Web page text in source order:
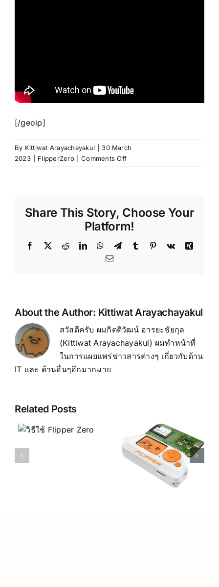
[/geoip]
By Kittiwat Arayachayakul
30 March
2023
FlipperZero Comments Offon
ใช้
ประโยชน์
ใน
ด้าน
Share This Story, Choose Your
Platform!
Facebook
X RedditLinkedInWhatsApp
TelegramTumblr Pinterest
Vk
Xing
Email
About the Author: Kittiwat Arayachayakul
สวัสดีครับ ผมกิตติวัฒน์ อารยะชัยกุล
(Kittiwat Arayachayakul) ผมทำหน้าที่
ในการแผยแพร่ข่าวสารต่างๆ เกี่ยวกับด้าน
IT และ ด้านอื่นๆอีกมากมาย
Related Posts
Flipper
Zero คือ
อะไร